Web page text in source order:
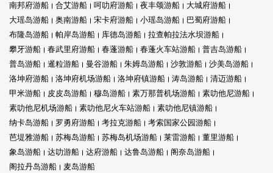
南邦府游船
合艾游船 呵叻府游船 夜丰颂游船
大城府游船
大瑶岛游船
奥南游船 宋卡府游船 小瑶岛游船
巴蜀府游船
布隆岛游船
帕岸岛游船 库德岛游船
拉查帕拉法水坝游船
攀牙游船
春武里府游船 春蓬游船 春蓬火车站游船
普吉岛游船
普岛游船
暹粒游船 曼谷游船 朱姆岛游船 沙敦游船
沙美岛游船
洛坤府游船
洛坤府机场游船 洛坤府镇游船 涛岛游船
清迈游船
甲米游船
皮皮岛游船 穆岛游船 素万那普机场游船
素叻他尼游船
素叻他尼机场游船
素叻他尼火车站游船
素叻他尼镇游船
纳卡岛游船
罗勇府游船 考拉克游船
考索国家公园游船
芭堤雅游船
苏梅岛游船 苏梅岛机场游船 莱雷游船
董里游船
象岛游船
达叻游船 达府游船 达鲁岛游船
阁奈岛游船
阁拉丹岛游船
麦岛游船